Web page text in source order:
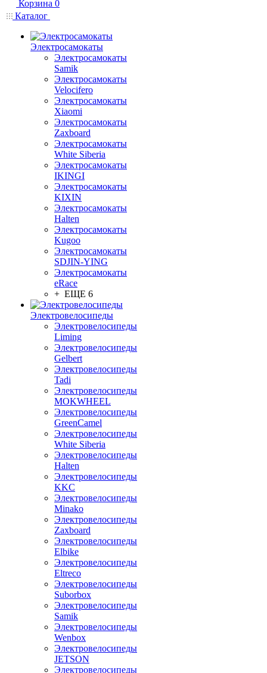
Корзина 0
Каталог
Электросамокаты
Электросамокаты
Samik
Электросамокаты
Velocifero
Электросамокаты
Xiaomi
Электросамокаты
Zaxboard
Электросамокаты
White Siberia
Электросамокаты
IKINGI
Электросамокаты
KIXIN
Электросамокаты
Halten
Электросамокаты
Kugoo
Электросамокаты
SDJIN-YING
Электросамокаты
eRace
+ ЕЩЕ 6
Электровелосипеды
Электровелосипеды
Liming
Электровелосипеды
Gelbert
Электровелосипеды
Tadi
Электровелосипеды
MOKWHEEL
Электровелосипеды
GreenCamel
Электровелосипеды
White Siberia
Электровелосипеды
Halten
Электровелосипеды
KKC
Электровелосипеды
Minako
Электровелосипеды
Zaxboard
Электровелосипеды
Elbike
Электровелосипеды
Eltreco
Электровелосипеды
Suborbox
Электровелосипеды
Samik
Электровелосипеды
Wenbox
Электровелосипеды
JETSON
Электровелосипеды